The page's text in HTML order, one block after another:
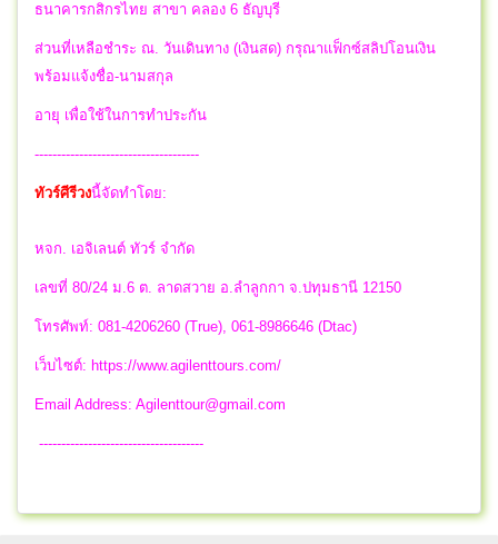
ธนาคารกสิกรไทย สาขา คลอง 6 ธัญบุรี
ส่วนที่เหลือชำระ ณ. วันเดินทาง (เงินสด) กรุณาแฟ็กซ์สลิปโอนเงิน
พร้อมแจ้งชื่อ-นามสกุล
อายุ เพื่อใช้ในการทำประกัน
-------------------------------------
ทัวร์ศีรีวงนี้จัดทำโดย:
หจก. เอจิเลนต์ ทัวร์ จำกัด
เลขที่ 80/24 ม.6 ต. ลาดสวาย อ.ลำลูกกา จ.ปทุมธานี 12150
โทรศัพท์: 081-4206260 (True), 061-8986646 (Dtac)
เว็บไซต์: https://www.agilenttours.com/
Email Address: Agilenttour@gmail.com
-------------------------------------